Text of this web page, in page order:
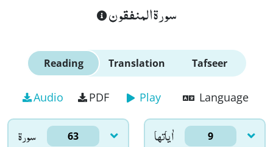
سورة المنفقون
Reading Translation Tafseer
Audio PDF Play Language
سورۃ 63 اٰياتها 9